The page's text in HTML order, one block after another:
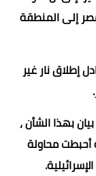
إلى المنطقة
إطلاق نار غير
بهذا الشأن ،
أحبطت محاولة